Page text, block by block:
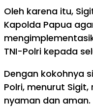
Oleh karena itu,
Kapolda Papua
TNI-Polri kepada
Dengan kokohnya
Polri, menurut
nyaman dan